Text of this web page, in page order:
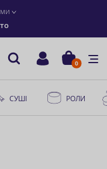
0
СУШІ РОЛИ